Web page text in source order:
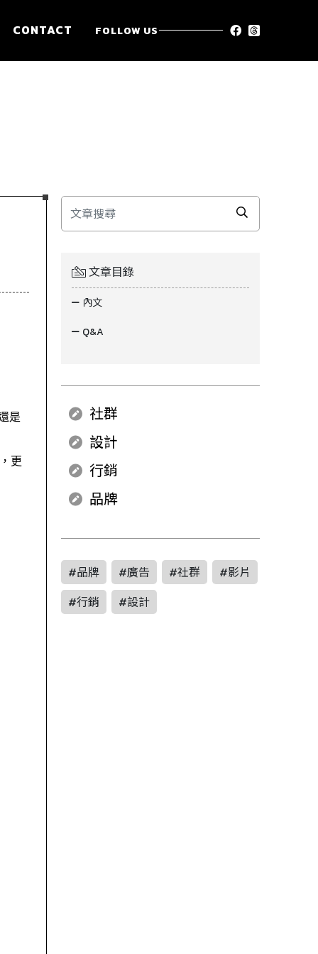
CONTACT FOLLOW US
是
更
文章目錄
內文
Q&A
社群
設計
行銷
品牌
#品牌 #廣告 #社群
#影片
#行銷
#設計